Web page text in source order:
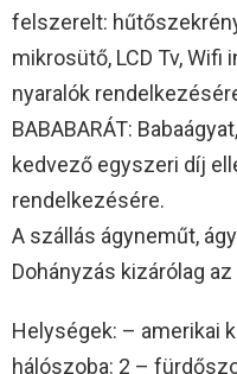
felszerelt:
mikrosütő, LCD Tv, Wifi
nyaralók
BABABARÁT:
kedvező egyszeri díj
rendelkezésére.
A szállás ágyneműt,
Dohányzás kizárólag
Helységek: – amerikai
hálószoba: 2 –